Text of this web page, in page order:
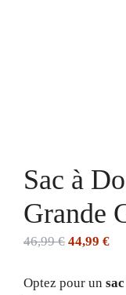
Sac à
Grande
46,99€ Le
initial
44,99 €Le
Optez pour un